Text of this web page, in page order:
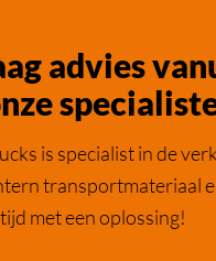
advies
is specialist in de
transportmateriaal
met een oplossing!